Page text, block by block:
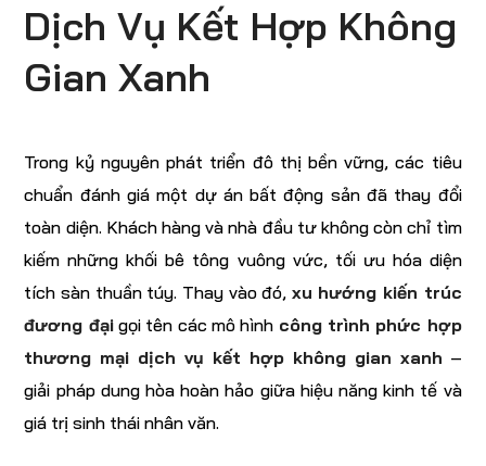
Dịch Vụ Kết Hợp Không
Gian Xanh
Trong kỷ nguyên phát triển đô thị bền vững, các tiêu
chuẩn đánh giá một dự án bất động sản đã thay đổi
toàn diện. Khách hàng và nhà đầu tư không còn chỉ tìm
kiếm những khối bê tông vuông vức, tối ưu hóa diện
tích sàn thuần túy. Thay vào đó, xu hướng kiến trúc
đương đạigọi tên các mô hình công trình phức hợp
thương mại dịch vụ kết hợp không gian xanh –
giải pháp dung hòa hoàn hảo giữa hiệu năng kinh tế và
giá trị sinh thái nhân văn.